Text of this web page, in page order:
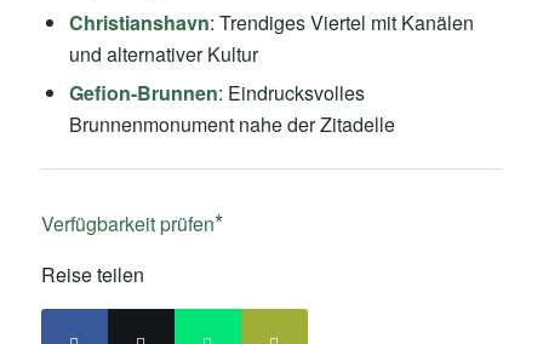
Christianshavn: Trendiges Viertel mit Kanälen
und alternativer Kultur
Gefion-Brunnen: Eindrucksvolles
Brunnenmonument nahe der Zitadelle
Verfügbarkeit prüfen
Reise teilen